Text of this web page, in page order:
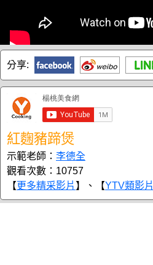
分享:
紅麴豬蹄煲
示範老師： 李德全
觀看次數：10757
【更多精采影片 】、【YTV類影片